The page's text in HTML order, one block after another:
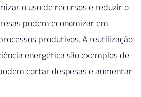
o uso de recursos e reduzir o
podem economizar em
produtivos. A reutilização
energética são exemplos de
cortar despesas e aumentar